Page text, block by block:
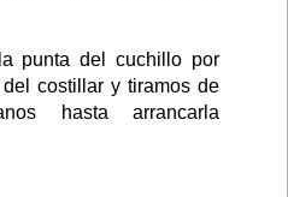
punta del cuchillo por
costillar y tiramos de
hasta arrancarla